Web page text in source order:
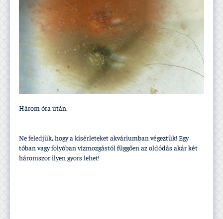
Három óra után.
Ne feledjük, hogy a kí­sérleteket akváriumban végeztük! Egy
tóban vagy folyóban ví­zmozgástól függően az oldódás akár két
háromszor ilyen gyors lehet!